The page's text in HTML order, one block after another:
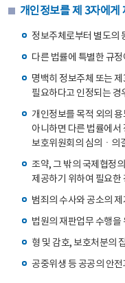
개인정보를 제 3자에게
정보주체로부터 별도의
다른 법률에 특별한 규
명백히 정보주체 또는
필요하다고 인정되는 경
개인정보를 목적 외의
아니하면 다른 법률에서
보호위원회의 심의ㆍ의
조약, 그 밖의 국제협정
제공하기 위하여 필요한
범죄의 수사와 공소의
법원의 재판업무 수행을
형 및 감호, 보호처분의
공중위생 등 공공의 안